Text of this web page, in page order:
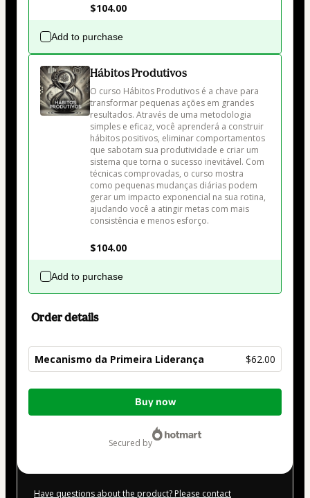
$104.00
Add to purchase
Hábitos Produtivos
O curso Hábitos Produtivos é a chave para
transformar pequenas ações em grandes
resultados. Através de uma metodologia
simples e eficaz, você aprenderá a construir
hábitos positivos, eliminar comportamentos
que sabotam sua produtividade e criar um
sistema que torna o sucesso inevitável. Com
técnicas comprovadas, o curso mostra
como pequenas mudanças diárias podem
gerar um impacto exponencial na sua rotina,
ajudando você a atingir metas com mais
consistência e menos esforço.
$104.00
Add to purchase
Order details
Mecanismo da Primeira Liderança $62.00
Total
Buy now
secured by
Have questions about the product? Please contact